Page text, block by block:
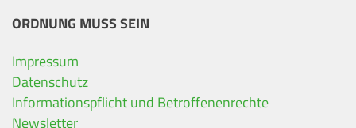
ORDNUNG MUSS SEIN
Impressum
Datenschutz
Informationspflicht und Betroffenenrechte
Newsletter
Ihre Kontaktdaten
Alle mit Stern gekennzeichneten Felder sind
Name